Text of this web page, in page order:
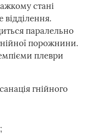
стані
відділення.
паралельно
порожнини.
плеври
гнійного